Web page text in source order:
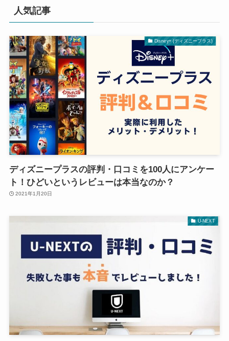
人気記事
Disney+ (ディズニープラス)
ディズニープラスの評判・口コミを100人にアンケー
ト！ひどいというレビューは本当なのか？
2021年1月20日
U-NEXT